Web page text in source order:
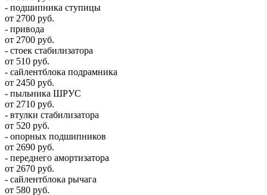
- подшипника ступицы
от 2700 руб.
- привода
от 2700 руб.
- стоек стабилизатора
от 510 руб.
- сайлентблока подрамника
от 2450 руб.
- пыльника ШРУС
от 2710 руб.
- втулки стабилизатора
от 520 руб.
- опорных подшипников
от 2690 руб.
- переднего амортизатора
от 2670 руб.
- сайлентблока рычага
от 580 руб.